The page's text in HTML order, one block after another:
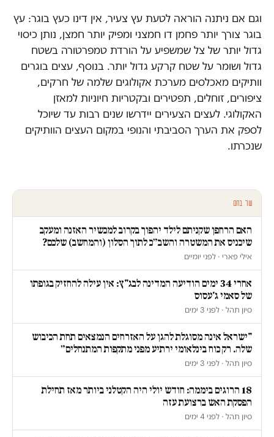
וגם אם ניתנה הוראה לטעת עץ צעיר, אין דינו כעץ בוגר: עץ
בוגר צורך יותר פחמן דו חמצני ומפיק יותר חמצן, נותן כיסוי
גדול יותר של צל שמשפיע על הורדת טמפרטורה בשטח
גדול ושומר על שטח קרקע גדול יותר. בנוסף, עצים בוגרים
וותיקים מאכלסים מערכת אקולוגים שלמה של חרקים,
ציפורים, זוחלים, תפטירים ובקטריות חיוניות למאזן
האקולוגי. לעצים הצעירים יידרשו שנים רבות עד שיוכל
לספק את הערך הסביבתי והנופי במקום העצים הוותיקים
שנכרתו.
עוד בחם
האם הרחפן שקניתם לילד יהפוך בקרוב למכשיר האזנה ומעקב
שיכניס את המשטרה והשב״כ לתוך הסלון (והמחשב) שלכם?
אילי פארי · לפני יומיים
אחרי 34 ימים הודיעה המדינה לבג"ץ: אין עילה להחזיק בגופתו
של סאמי ג'עסוס
סיון תהל · לפני 3 ימים
"ישראל אינה מסוגלת להגן על האזרחים הנמצאים תחת הכיבוש
שלה. רק כוח בינלאומי ירתיע מפני מתקפות המתנחלים״
סיון תהל · לפני 3 ימים
18 הרוגים ביממה: חודש יולי היה הקטלני ביותר מאז תחילת
הפסקת האש ברצועת עזה
סיון תהל · לפני 4 ימים